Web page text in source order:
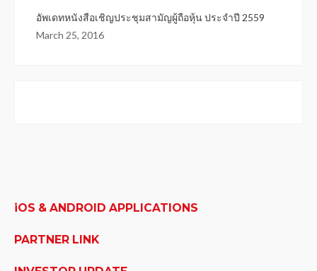
อัพเดทหนังสือเชิญประชุมสามัญผู้ถือหุ้น ประจำปี 2559
March 25, 2016
iOS & ANDROID APPLICATIONS
PARTNER LINK